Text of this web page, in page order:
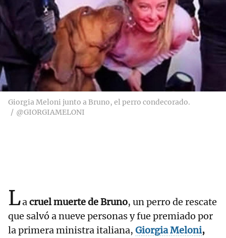
Giorgia Meloni junto a Bruno, el perro condecorado.
@GIORGIAMELONI
Lacruel muerte de Bruno, un perro de rescate
que salvó a nueve personas y fue premiado por
la primera ministra italiana, Giorgia Meloni,